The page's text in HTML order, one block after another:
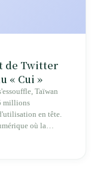
de Twitter
« Cui »
Taïwan
millions
en tête.
où la
descendent parmi